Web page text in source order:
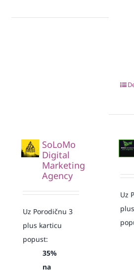
SoLoMo
Digital
Marketing
Agency
Uz Porodičnu 3
plus karticu
popust:
35%
na
Uz